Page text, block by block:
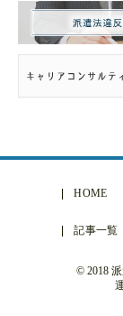
HOME
記事一覧
© 2018